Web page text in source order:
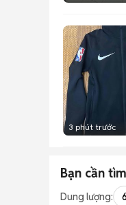
3 phút trước
Bạn cần tìm
Dung lượng: